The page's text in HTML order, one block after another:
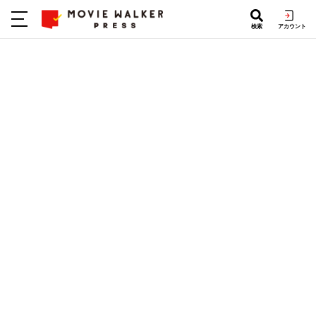
検索 アカウント